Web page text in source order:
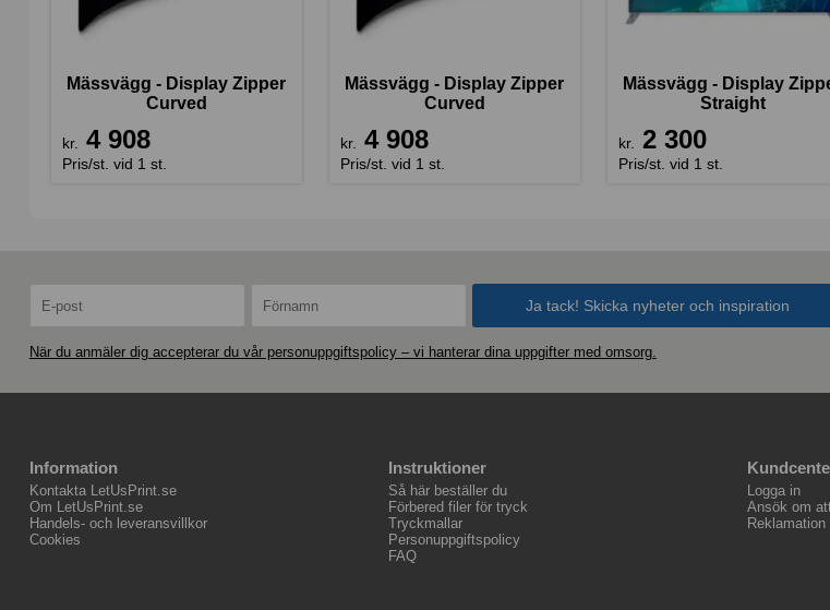
Mässvägg - Display Zipper
Curved
kr. 4 908
Pris/st. vid 1 st.
Mässvägg - Display Zipper
Curved
kr. 4 908
Pris/st. vid 1 st.
Mässvägg - Display
Straight
kr. 2 300
Pris/st. vid 1 st.
När du anmäler dig accepterar du vår personuppgiftspolicy – vi hanterar dina uppgifter med omsorg.
Information
Kontakta LetUsPrint.se
Om LetUsPrint.se
Handels- och leveransvillkor
Cookies
Instruktioner
Så här beställer du
Förbered filer för tryck
Tryckmallar
Personuppgiftspolicy
FAQ
Logga in
Ansök om
Reklamation